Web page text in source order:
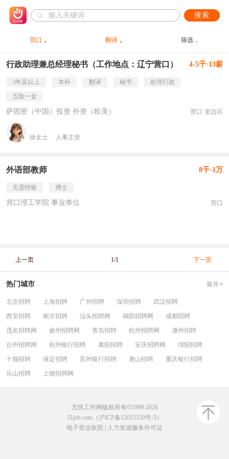
搜索
营口 翻译 筛选
行政助理兼总经理秘书（工作地点：辽宁营口） 4-5千·13薪
3年及以上 本科 翻译 秘书
处理行政
五险一金
萨固密（中国）投资 外资（欧美） 营口·老边区
徐女士 人事主管
外语部教师 8千-1万
无需经验 博士
营口理工学院 事业单位 营口
上一页 1/1 下一页
热门城市 展开
北京招聘 上海招聘 广州招聘 深圳招聘
武汉招聘
西安招聘
南京招聘 汕头招聘网 揭阳招聘网
成都招聘
茂名招聘网
扬州招聘网 青岛招聘 杭州招聘网
滁州招聘
台州招聘网
杭州银行招聘 襄阳招聘 安庆招聘网
绵阳招聘
十堰招聘
保定招聘 苏州银行招聘 唐山招聘
重庆银行招聘
乐山招聘
上饶招聘网
无忧工作网版权所有©1999-2026
51job.com（沪ICP备12015550号-5）
电子营业执照
人力资源服务许可证